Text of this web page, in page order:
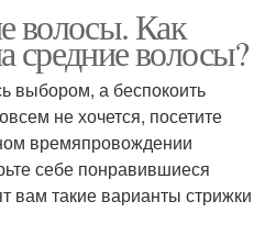
волосы. Как
средние волосы?
выбором, а беспокоить
не хочется, посетите
времяпровождении
себе понравившиеся
вам такие варианты стрижки